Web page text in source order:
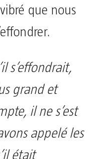
que nous
s’effondrait,
grand et
il ne s’est
appelé les
était